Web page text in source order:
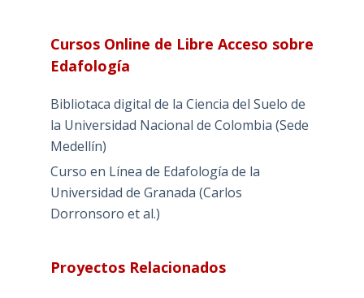
Cursos Online de Libre Acceso sobre
Edafología
Bibliotaca digital de la Ciencia del Suelo de
la Universidad Nacional de Colombia (Sede
Medellín)
Curso en Línea de Edafología de la
Universidad de Granada (Carlos
Dorronsoro et al.)
Proyectos Relacionados